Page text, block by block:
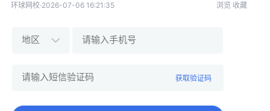
环球网校·2026-07-06 16:21:35 浏览 收藏
获取验证码